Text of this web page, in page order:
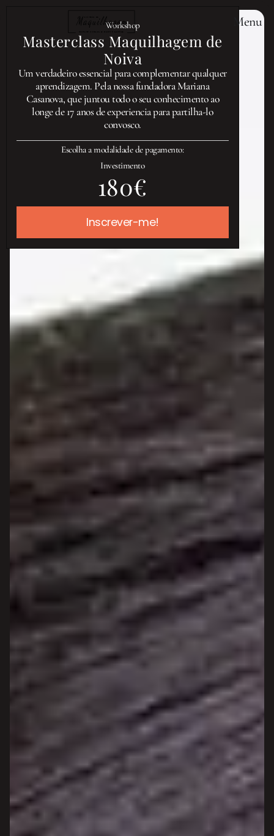
Menu
Workshop
Masterclass Maquilhagem de
Noiva
Um verdadeiro essencial para complementar qualquer
aprendizagem. Pela nossa fundadora Mariana
Casanova, que juntou todo o seu conhecimento ao
longe de 17 anos de experiencia para partilha-lo
convosco.
Escolha a modalidade de pagamento:
Investimento
180€
Inscrever-me!